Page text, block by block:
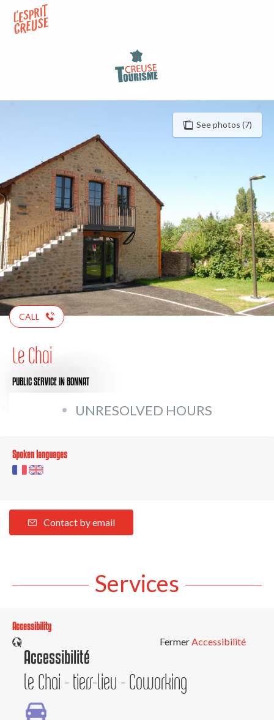
contenu
See photos (7)
CALL
Le Chai
PUBLIC SERVICEIN BONNAT
UNRESOLVED HOURS
Spoken languages
Contact by email
Services
Accessibility
Fermer
Accessibilité
le Chai - tiers-lieu - Coworking
Accessibilité